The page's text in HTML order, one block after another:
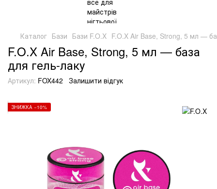
Каталог Бази Бази F.O.X F.O.X Air Base, Strong, 5 мл —
F.O.X Air Base, Strong, 5 мл — база
для гель-лаку
Артикул: FOX442 Залишити відгук
ЗНИЖКА −10%